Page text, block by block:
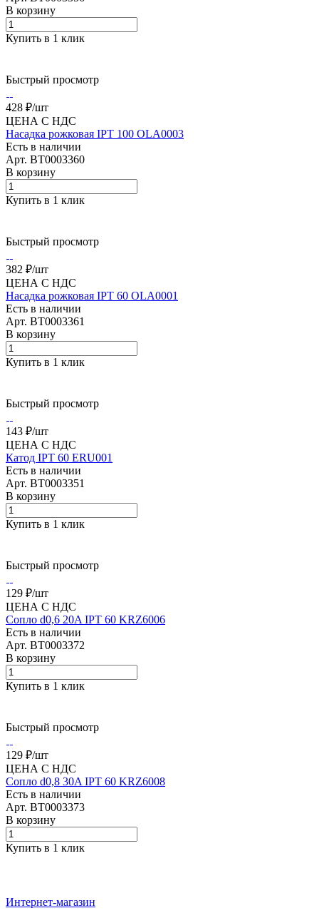
В корзину
Купить в 1 клик
Быстрый просмотр
428 ₽/шт
ЦЕНА С НДС
Насадка рожковая IPT 100 OLA0003
Есть в наличии
Арт. BT0003360
В корзину
Купить в 1 клик
Быстрый просмотр
382 ₽/шт
ЦЕНА С НДС
Насадка рожковая IPT 60 OLA0001
Есть в наличии
Арт. BT0003361
В корзину
Купить в 1 клик
Быстрый просмотр
143 ₽/шт
ЦЕНА С НДС
Катод IPT 60 ERU001
Есть в наличии
Арт. BT0003351
В корзину
Купить в 1 клик
Быстрый просмотр
129 ₽/шт
ЦЕНА С НДС
Сопло d0,6 20A IPT 60 KRZ6006
Есть в наличии
Арт. BT0003372
В корзину
Купить в 1 клик
Быстрый просмотр
129 ₽/шт
ЦЕНА С НДС
Сопло d0,8 30A IPT 60 KRZ6008
Есть в наличии
Арт. BT0003373
В корзину
Купить в 1 клик
Интернет-магазин